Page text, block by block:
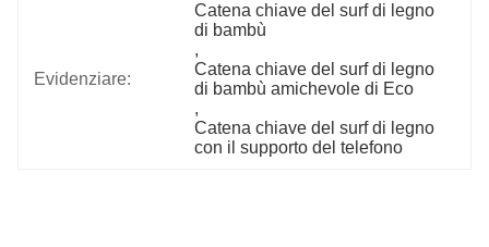
Evidenziare:
Catena chiave del surf di legno
di bambù
,
Catena chiave del surf di legno
di bambù amichevole di Eco
,
Catena chiave del surf di legno
con il supporto del telefono